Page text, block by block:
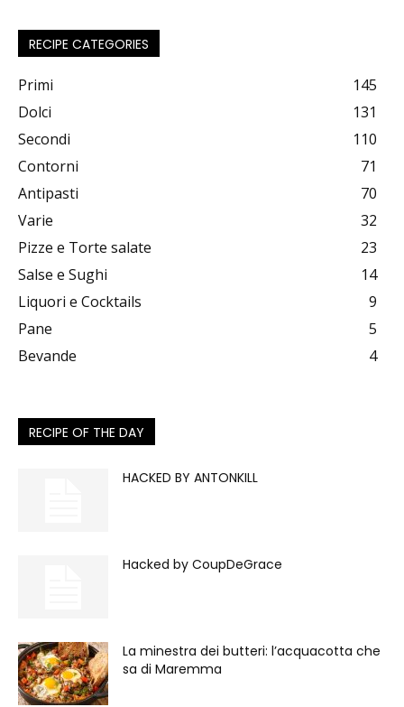
RECIPE CATEGORIES
Primi
145
Dolci
131
Secondi
110
Contorni
71
Antipasti
70
Varie
32
Pizze e Torte salate
23
Salse e Sughi
14
Liquori e Cocktails
9
Pane
5
Bevande
4
RECIPE OF THE DAY
HACKED BY ANTONKILL
Hacked by CoupDeGrace
La minestra dei butteri: l’acquacotta che
sa di Maremma